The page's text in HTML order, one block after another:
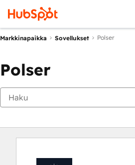
Markkinapaikka Sovellukset Polser
Polser